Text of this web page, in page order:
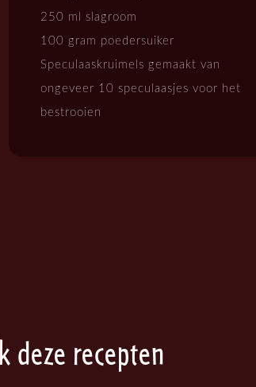
250 ml slagroom
100 gram poedersuiker
Speculaaskruimels gemaakt van
ongeveer 10 speculaasjes voor het
bestrooien
deze recepten